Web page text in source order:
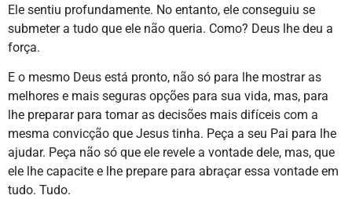
Ele sentiu profundamente. No entanto, ele conseguiu se
submeter a tudo que ele não queria. Como? Deus lhe deu a
força.
E o mesmo Deus está pronto, não só para lhe mostrar as
melhores e mais seguras opções para sua vida, mas, para
lhe preparar para tomar as decisões mais difíceis com a
mesma convicção que Jesus tinha. Peça a seu Pai para lhe
ajudar. Peça não só que ele revele a vontade dele, mas, que
ele lhe capacite e lhe prepare para abraçar essa vontade em
tudo. Tudo.